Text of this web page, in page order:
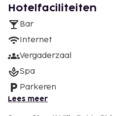
Hotelfaciliteiten
Bar
Internet
Vergaderzaal
Spa
Parkeren
Lees meer